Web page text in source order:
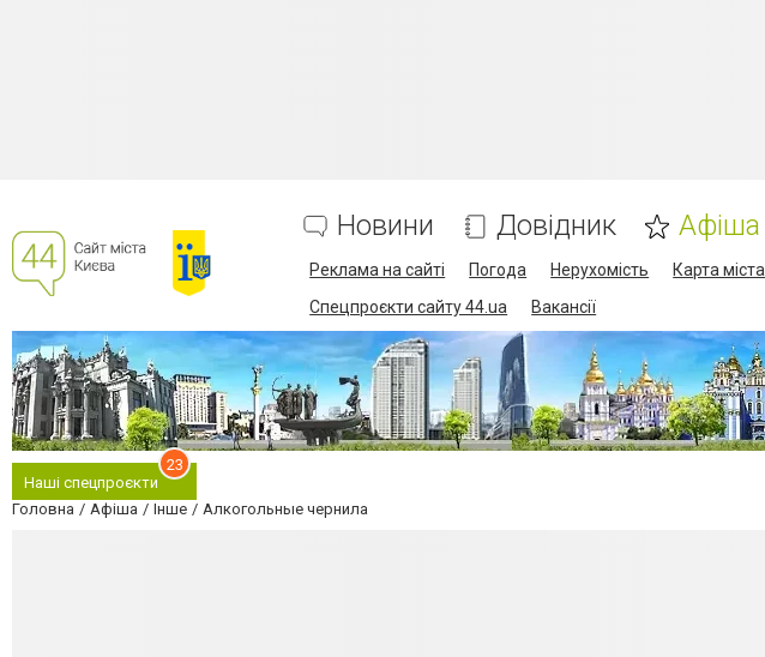
Новини Довідник Афіша
Реклама на сайті Погода Нерухомість Карта міста
Спецпроєкти сайту 44.ua
Вакансії
Наші спецпроєкти
23
Головна Афіша Інше Алкогольные чернила